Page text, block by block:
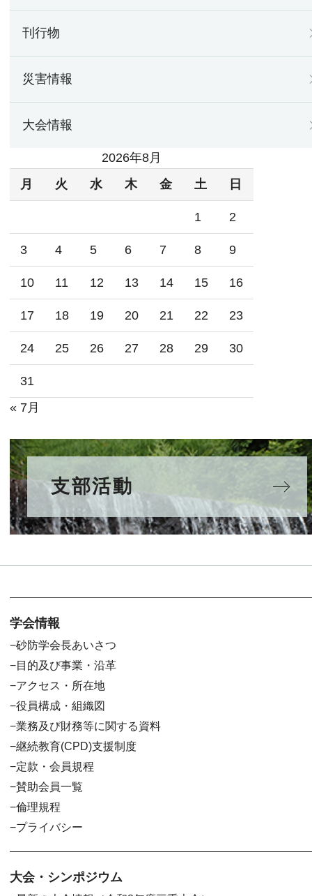
刊行物
災害情報
大会情報
2026年8月
月
火 水 木 金 土 日
1 2
3 4 5 6 7 8 9
10 11 12 13 14 15 16
17 18 19 20 21 22 23
24 25 26 27 28 29 30
31
« 7月
支部活動
学会情報
砂防学会長あいさつ
目的及び事業・沿革
アクセス・所在地
役員構成・組織図
業務及び財務等に関する資料
継続教育(CPD)支援制度
定款・会員規程
賛助会員一覧
倫理規程
プライバシー
大会・シンポジウム